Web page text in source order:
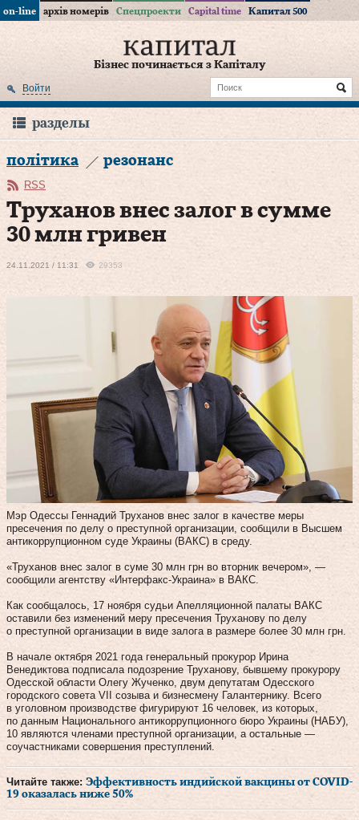
on-line архів номерів Спецпроекти Capital time Капитал 500
Бізнес починається з Капіталу
Войти
разделы
політика резонанс
RSS
Труханов внес залог в сумме
30 млн гривен
24.11.2021 / 11:31 29353
Мэр Одессы Геннадий Труханов внес залог в качестве меры
пресечения по делу о преступной организации, сообщили в Высшем
антикоррупционном суде Украины (ВАКС) в среду.
«Труханов внес залог в суме 30 млн грн во вторник вечером», —
сообщили агентству «Интерфакс-Украина» в ВАКС.
Как сообщалось, 17 ноября судьи Апелляционной палаты ВАКС
оставили без изменений меру пресечения Труханову по делу
о преступной организации в виде залога в размере более 30 млн грн.
В начале октября 2021 года генеральный прокурор Ирина
Венедиктова подписала подозрение Труханову, бывшему прокурору
Одесской области Олегу Жученко, двум депутатам Одесского
городского совета VII созыва и бизнесмену Галантернику. Всего
в уголовном производстве фигурируют 16 человек, из которых,
по данным Национального антикоррупционного бюро Украины (НАБУ),
10 являются членами преступной организации, а остальные —
соучастниками совершения преступлений.
Читайте также: Эффективность индийской вакцины от COVID-
19 оказалась ниже 50%